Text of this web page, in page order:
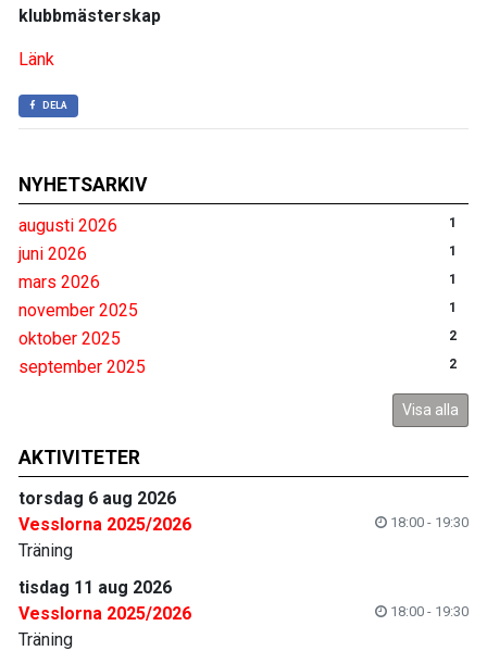
NYHETSARKIV
augusti 2026 1
juni 2026 1
mars 2026 1
november 2025 1
oktober 2025 2
september 2025 2
Visa alla
AKTIVITETER
torsdag 6 aug 2026
Vesslorna 2025/2026
18:00 - 19:30
Träning
tisdag 11 aug 2026
Vesslorna 2025/2026
18:00 - 19:30
Träning
klubbmästerskap
Länk
DELA